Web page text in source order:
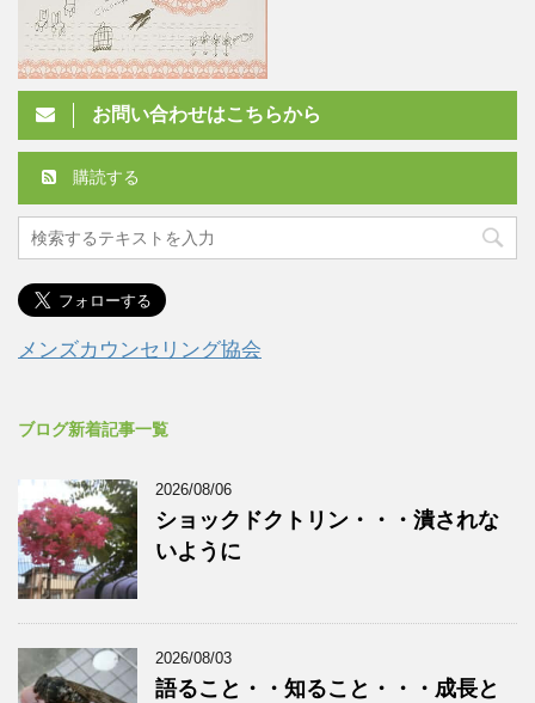
お問い合わせはこちらから
購読する
メンズカウンセリング協会
ブログ新着記事一覧
2026/08/06
ショックドクトリン・・・潰されな
いように
2026/08/03
語ること・・知ること・・・成長と